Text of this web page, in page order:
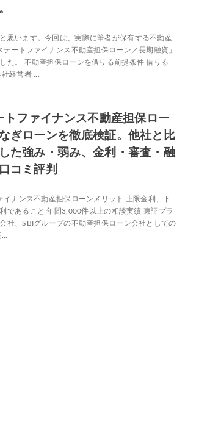
思います。今回は、実際に筆者が保有する不動産
テートファイナンス不動産担保ローン／長期融資」
た。 不動産担保ローンを借りる前提条件 借りる
経営者 ...
トファイナンス不動産担保ロー
ぎローンを徹底検証。他社と比
た強み・弱み、金利・審査・融
コミ評判
イナンス不動産担保ローンメリット 上限金利、下
であること 年間3,000件以上の相談実績 東証プラ
社、SBIグループの不動産担保ローン会社としての